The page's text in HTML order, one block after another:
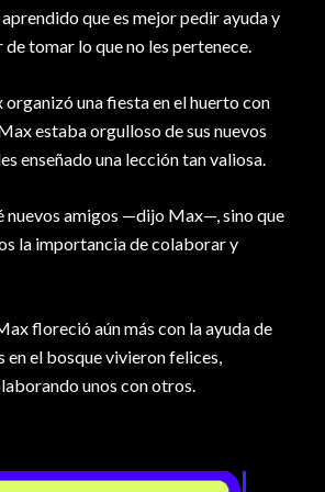
que es mejor pedir ayuda y
tomar lo que no les pertenece.
una fiesta en el huerto con
estaba orgulloso de sus nuevos
enseñado una lección tan valiosa.
nuevos amigos —dijo Max—, sino que
la importancia de colaborar y
floreció aún más con la ayuda de
en el bosque vivieron felices,
unos con otros.